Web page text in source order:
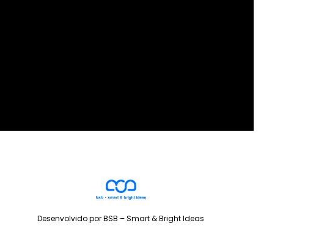
Desenvolvido por BSB – Smart & Bright Ideas